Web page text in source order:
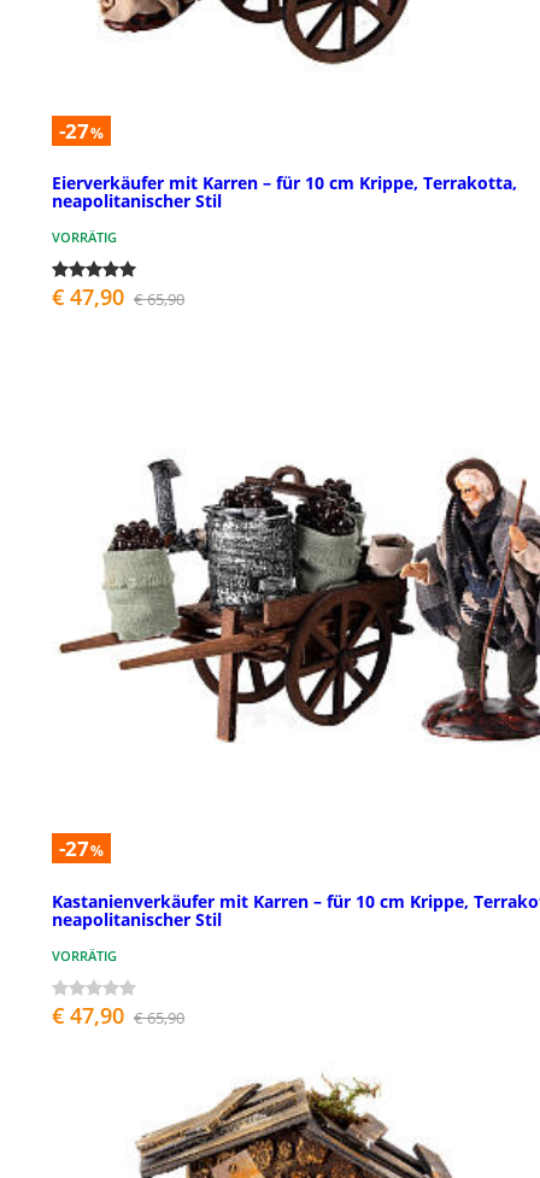
-27%
Eierverkäufer mit Karren – für 10 cm Krippe, Terrakotta,
neapolitanischer Stil
VORRÄTIG
€ 47,90 € 65,90
-27%
Kastanienverkäufer mit Karren – für 10 cm Krippe,
neapolitanischer Stil
VORRÄTIG
€ 47,90 € 65,90